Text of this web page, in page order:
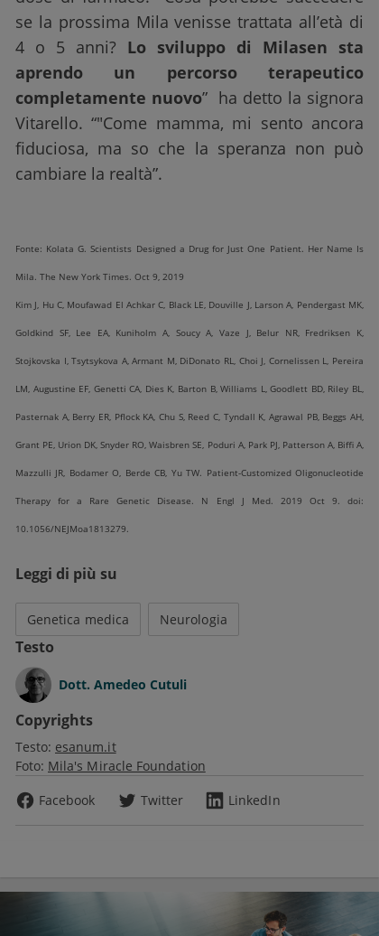
se la prossima Mila venisse trattata all’età di
4 o 5 anni? Lo sviluppo di Milasen sta
aprendo un percorso terapeutico
completamente nuovo” ha detto la signora
Vitarello. “"Come mamma, mi sento ancora
fiduciosa, ma so che la speranza non può
cambiare la realtà”.
Fonte: Kolata G. Scientists Designed a Drug for Just One Patient. Her Name Is
Mila. The New York Times. Oct 9, 2019
Kim J, Hu C, Moufawad El Achkar C, Black LE, Douville J, Larson A, Pendergast MK,
Goldkind SF, Lee EA, Kuniholm A, Soucy A, Vaze J, Belur NR, Fredriksen K,
Stojkovska I, Tsytsykova A, Armant M, DiDonato RL, Choi J, Cornelissen L, Pereira
LM, Augustine EF, Genetti CA, Dies K, Barton B, Williams L, Goodlett BD, Riley BL,
Pasternak A, Berry ER, Pflock KA, Chu S, Reed C, Tyndall K, Agrawal PB, Beggs AH,
Grant PE, Urion DK, Snyder RO, Waisbren SE, Poduri A, Park PJ, Patterson A, Biffi A,
Mazzulli JR, Bodamer O, Berde CB, Yu TW. Patient-Customized Oligonucleotide
Therapy for a Rare Genetic Disease. N Engl J Med. 2019 Oct 9. doi:
10.1056/NEJMoa1813279.
Leggi di più su
Genetica medica Neurologia
Testo
Dott. Amedeo Cutuli
Copyrights
Testo: esanum.it
Foto: Mila's Miracle Foundation
Facebook
Twitter LinkedIn